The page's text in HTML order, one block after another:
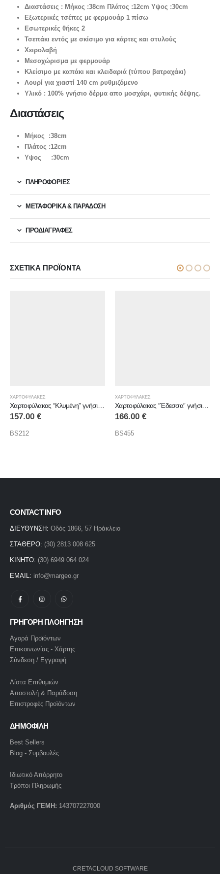
Διαστάσεις : Μήκος :38cm Πλάτος :12cm Υψος :30cm
Εξωτερικές τσέπες με φερμουάρ 1 πίσω
Εσωτερικές θήκες 2
Τσεπάκι εντός με σκίσιμο για κάρτες και στυλούς
Χειρολαβή
Μεσοχώρισμα με φερμουάρ
Κλείσιμο με καπάκι και κλειδαριά (τύπου βατραχάκι)
Λουρί για χιαστί 140 cm ρυθμιζόμενο
Υλικό : 100% γνήσιο δέρμα απο μοσχάρι, φυτικής δέψης.
Διαστάσεις
Μήκος :38cm
Πλάτος :12cm
Υψος :30cm
ΠΛΗΡΟΦΟΡΙΕΣ
ΜΕΤΑΦΟΡΙΚΆ & ΠΑΡΆΔΟΣΗ
ΠΡΟΔΙΑΓΡΑΦΕΣ
ΣΧΕΤΙΚΆ ΠΡΟΪΌΝΤΑ
Χαρτοφύλακας “Κλυμένη” γνήσιο δέρμα
ΧΑΡΤΟΦΥΛΑΚΕΣ
Χαρτοφύλακας “Έδεσσα” γνήσιο δέρμα
166.00
BS455
ΧΑΡΤΟΦΥΛΑΚΕΣ
204.00
BSB458
CONTACT INFO
ΔΙΕΥΘΥΝΣΗ: Οδός 1866, 57 Ηράκλειο
ΣΤΑΘΕΡΟ: (30) 2813 008 625
ΚΙΝΗΤΟ: (30) 6949 064 024
EMAIL: info@margeo.gr
ΓΡΗΓΟΡΗ ΠΛΟΗΓΗΣΗ
Αγορά Προϊόντων
Επικοινωνίας - Χάρτης
Σύνδεση / Εγγραφή
Λίστα Επιθυμιών
Αποστολή & Παράδοση
Επιστροφές Προϊόντων
ΔΗΜΟΦΙΛΗ
Best Sellers
Blog - Συμβουλές
Ιδιωτικό Απόρρητο
Τρόποι Πληρωμής
Αριθμός ΓΕΜΗ: 143707227000
CRETACLOUD SOFTWARE